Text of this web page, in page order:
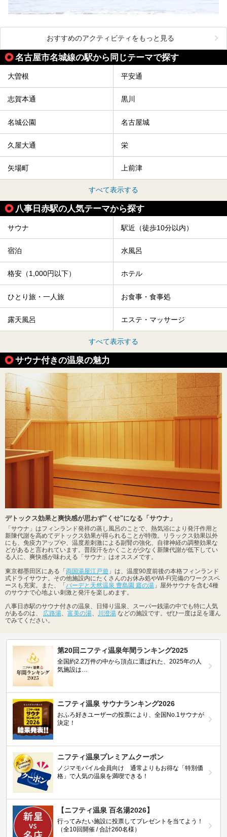
おすすめのアクティビティをもっと見る
名古屋市名城線の駅から同じテーマで探す
大曽根 平安通
志賀本通 黒川
名城公園 名古屋城
久屋大通 栄
矢場町 上前津
すべて表示する
八事日赤駅の人気テーマから探す
サウナ 駅近（徒歩10分以内）
宿泊 水風呂
格安（1,000円以下） ホテル
ひとり旅・一人旅 お食事・食事処
露天風呂 エステ・マッサージ
すべて表示する
サウナ付きの温泉の魅力
デトックス効果と爽快感が思わず"くせ"になる「サウナ」
「サウナ」はフィンランド発祥の蒸し風呂のことで、熱気浴により発汗作用と
新陳代謝を高めてデトックス効果が得られることが特徴。リラックス効果以外
にも、免疫力アップや、温度差刺激による副腎の強化、自律神経の調整効果な
どがあると言われています。普段汗をかくことが少なく新陳代謝が低下してい
る人に、爽快感が味わえる「サウナ」はオススメです。
東京都墨田区にある「 両国湯屋江戸遊 」は、温度90度前後の本格フィンランド
式ドライサウナ。その他施設内にたくさんのお休み処やWi-Fi完備のワークスペ
ースも充実。また、「 バーデと天然温泉 豊島園 庭の湯 」屋外サウナを含む4種
のサウナで心地よい刺激と発汗を楽しめます。
八事日赤駅のサウナ付きの温泉、日帰り温泉、スーパー銭湯の中でも特に人気
があるのは、 広路湯、 富美の湯、 川澄湯 などの施設です。ぜひ一度は足を運ん
でみてください。
第20回ニフティ温泉年間ランキング2025
全国約2.2万件の中から頂点に選ばれた、2025年の人
気施設は…
ニフティ温泉 サウナランキング2026
おふろ好きユーザーの投票により、全国No.1サウナが
決定！
ニフティ温泉プレミアムクーポン
ノジマモバイル会員向け 通常よりもお得な「特別価
格」で人気の温泉を満喫できる！
【ニフティ温泉 百名湯2026】
行ってみたい施設に投票してプレゼントを当てよう！
（全10回開催 / 合計260名様）